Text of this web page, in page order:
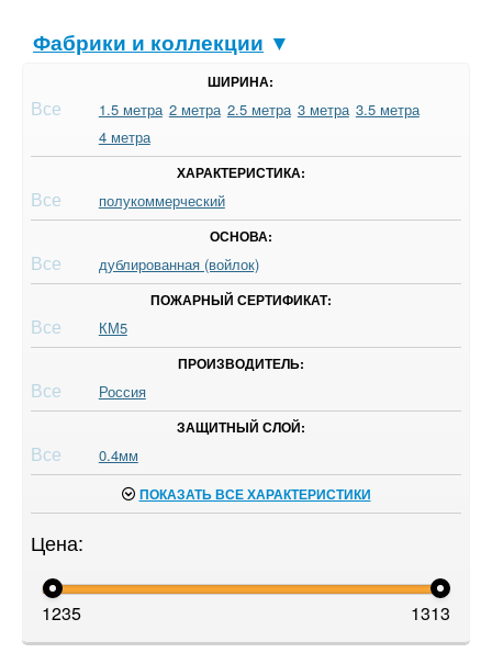
Фабрики и коллекции ▼
ШИРИНА:
Все 1.5 метра 2 метра 2.5 метра 3 метра 3.5 метра
4 метра
ХАРАКТЕРИСТИКА:
Все полукоммерческий
ОСНОВА:
Все дублированная (войлок)
ПОЖАРНЫЙ СЕРТИФИКАТ:
Все КМ5
ПРОИЗВОДИТЕЛЬ:
Все Россия
ЗАЩИТНЫЙ СЛОЙ:
Все 0.4мм
ПОКАЗАТЬ ВСЕ ХАРАКТЕРИСТИКИ
Цена:
1235 1313